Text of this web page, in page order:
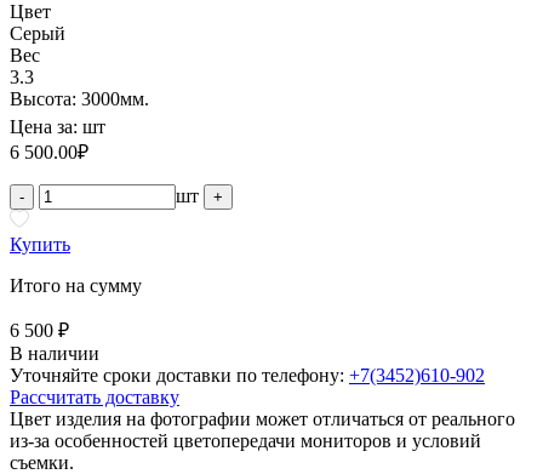
Цвет
Серый
Вес
3.3
Высота: 3000мм.
Цена за: шт
6 500.00₽
- шт +
Купить
Итого на сумму
6 500 ₽
В наличии
Уточняйте сроки доставки по телефону: +7(3452)610-902
Рассчитать доставку
Цвет изделия на фотографии может отличаться от реального
из-за особенностей цветопередачи мониторов и условий
съемки.